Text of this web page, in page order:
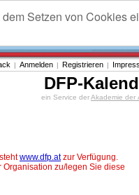
Setzen von Cookies
| Anmelden | Registrieren |
DFP-
ein Service derAkademie der
stehtwww.dfp.atzur Verfügung.
zu/legen Sie diese